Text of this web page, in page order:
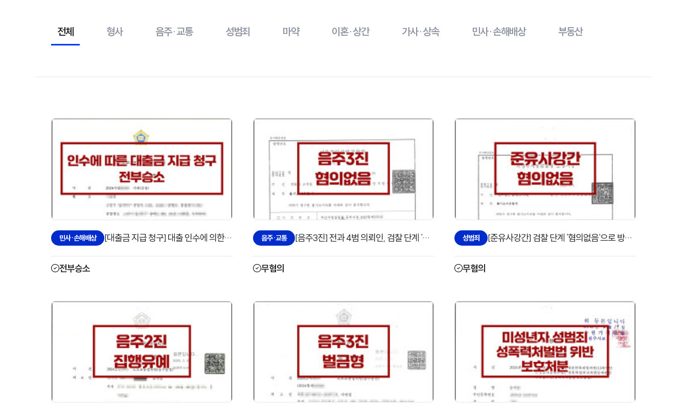
전체 형사 음주·교통 성범죄 마약 이혼·상간 가사·상속 민사·손해배상 부동산
민사·손해배상 [대출금 지급 청구] 대출 인수에 의한 대출금 지급 청구 전부승소 사례
전부승소
음주·교통 [음주3진] 전과 4범 의뢰인, 검찰 단계 '혐의없음'으로 방어한 사례
무혐의
성범죄 [준유사강간] 검찰 단계 '혐의없음'으로 방어한 사례
무혐의